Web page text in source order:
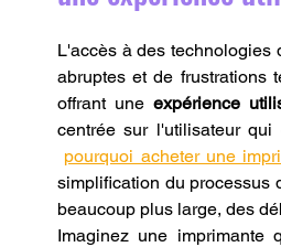
Bambu Lab X2D fusion 360
L'accès à des technologies
abruptes et de frustrations
offrant une expérience
centrée sur l'utilisateur
pourquoi acheter une
simplification du processus
beaucoup plus large, des
Imaginez une